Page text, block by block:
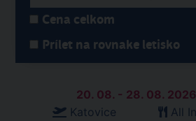
Cena celkom
Prílet na rovnake letisko
20. 08. - 28. 08.
Katovice
All